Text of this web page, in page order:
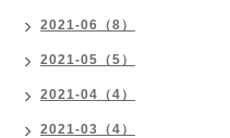
2021-06（8）
2021-05（5）
2021-04（4）
2021-03（4）